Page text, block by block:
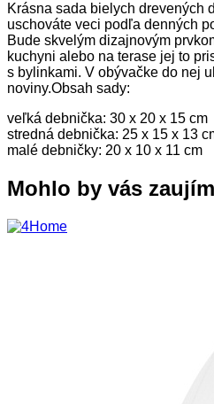
Krásna sada bielych drevených
uschováte veci podľa denných
Bude skvelým dizajnovým
kuchyni alebo na terase jej to
s bylinkami. V obývačke do nej
noviny.Obsah sady:
veľká debnička: 30 x 20 x 15 cm
stredná debnička: 25 x 15 x 13
malé debničky: 20 x 10 x 11 cm
Mohlo by vás